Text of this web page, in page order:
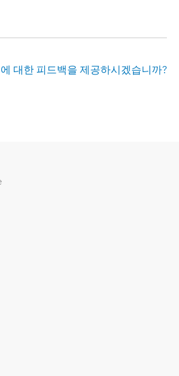
대한 피드백을 제공하시겠습니까?